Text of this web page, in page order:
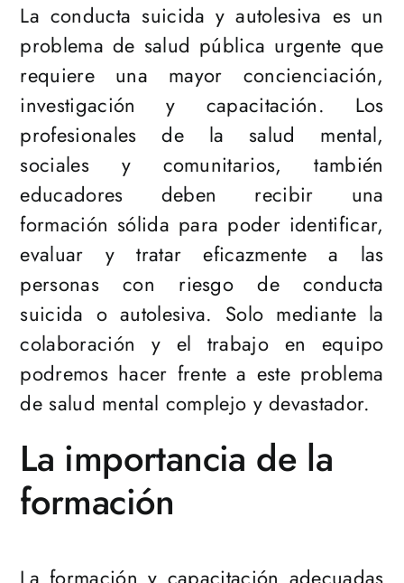
La conducta suicida y autolesiva es un
problema de salud pública urgente que
requiere una mayor concienciación,
investigación y capacitación. Los
profesionales de la salud mental,
sociales y comunitarios, también
educadores deben recibir una
formación sólida para poder identificar,
evaluar y tratar eficazmente a las
personas con riesgo de conducta
suicida o autolesiva. Solo mediante la
colaboración y el trabajo en equipo
podremos hacer frente a este problema
de salud mental complejo y devastador.
La importancia de la
formación